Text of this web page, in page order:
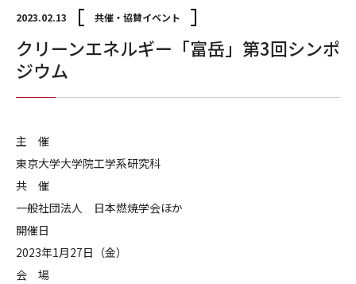
2023.02.13 共催・協賛イベント
クリーンエネルギー「富岳」第3回シンポ
ジウム
主 催
東京大学大学院工学系研究科
共 催
一般社団法人 日本燃焼学会ほか
開催日
2023年1月27日（金）
会 場